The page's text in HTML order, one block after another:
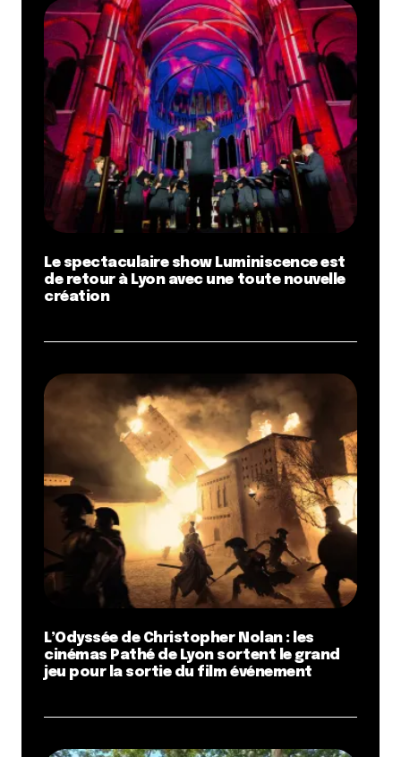
Le spectaculaire show Luminiscence est
de retour à Lyon avec une toute nouvelle
création
L’Odyssée de Christopher Nolan : les
cinémas Pathé de Lyon sortent le grand
jeu pour la sortie du film événement